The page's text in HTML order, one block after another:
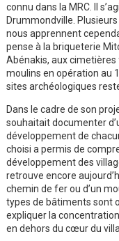
connu dans la MRC. Il
Drummondville.
nous apprennent
pense à la briqueterie
Abénakis, aux
moulins en opération au
sites archéologiques
Dans le cadre de son
souhaitait documenter
développement de
choisi a permis de
développement des
retrouve encore
chemin de fer ou d’un
types de bâtiments sont
expliquer la
en dehors du cœur du